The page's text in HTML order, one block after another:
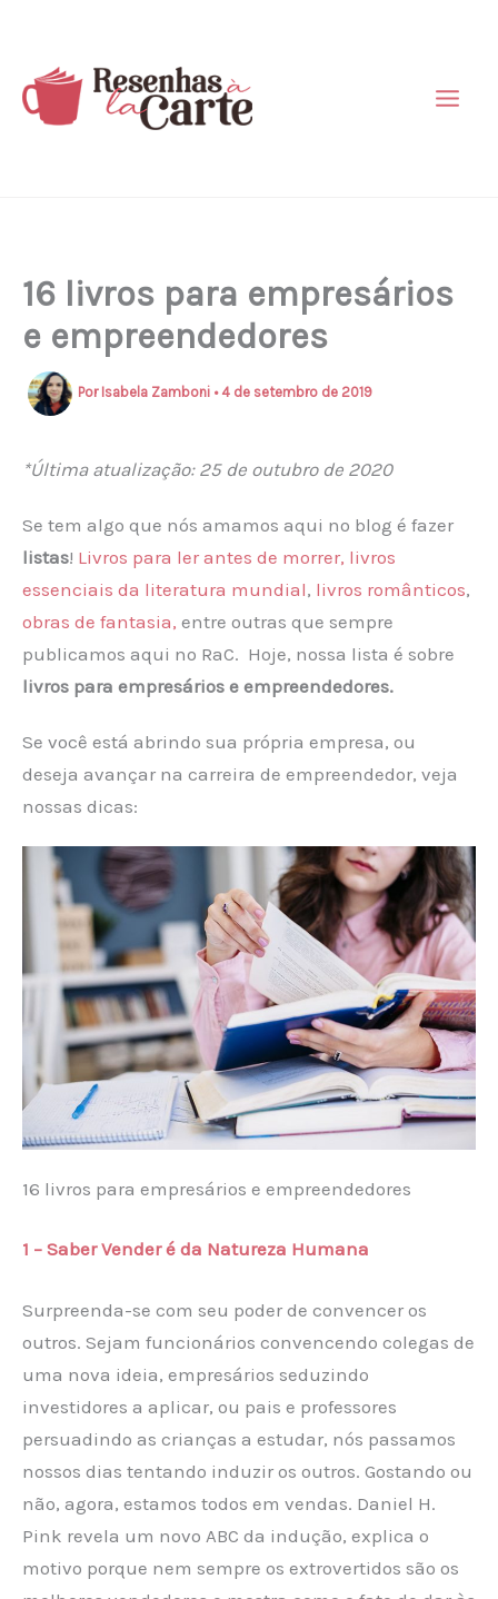
conteúdo
16 livros para empresários
e empreendedores
Por Isabela Zamboni • 4 de setembro de 2019
*Última atualização: 25 de outubro de 2020
Se tem algo que nós amamos aqui no blog é fazer
listas! Livros para ler antes de morrer, livros
essenciais da literatura mundial, livros românticos,
obras de fantasia, entre outras que sempre
publicamos aqui no RaC. Hoje, nossa lista é sobre
livros para empresários e empreendedores.
Se você está abrindo sua própria empresa, ou
deseja avançar na carreira de empreendedor, veja
nossas dicas:
16 livros para empresários e empreendedores
1 – Saber Vender é da Natureza Humana
Surpreenda-se com seu poder de convencer os
outros. Sejam funcionários convencendo colegas de
uma nova ideia, empresários seduzindo
investidores a aplicar, ou pais e professores
persuadindo as crianças a estudar, nós passamos
nossos dias tentando induzir os outros. Gostando ou
não, agora, estamos todos em vendas. Daniel H.
Pink revela um novo ABC da indução, explica o
motivo porque nem sempre os extrovertidos são os